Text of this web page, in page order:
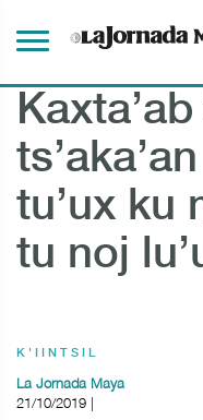
tu’ux ku
tu noj
K'IINTSIL
La Jornada Maya
21/10/2019 |